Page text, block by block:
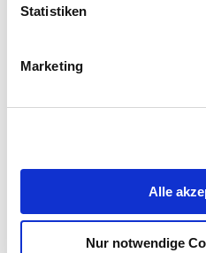
Statistiken
Marketing
Alle
Nur notwendige
liefert, und die Festlegung
Verfahrensparameter – auch
Feststellung der
als Leistungsqualifizierung
diese Herausforderungen und
Prozessvalidierungen für unsere
Wir haben gerade Verfahren und
Durchführung von IQ, OQ und
Reihe von Druckern. Unser